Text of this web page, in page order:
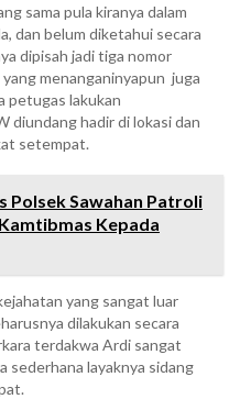
sama pula kiranya dalam
dan belum diketahui secara
dipisah jadi tiga nomor
menanganinyapun juga
petugas lakukan
diundang hadir di lokasi dan
setempat.
Polsek Sawahan Patroli
Kepada
yang sangat luar
dilakukan secara
terdakwa Ardi sangat
sederhana layaknya sidang